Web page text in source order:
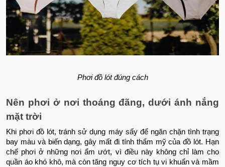
Phơi đồ lót đúng cách
Nên phơi ở nơi thoáng đãng, dưới ánh nắng
mặt trời
Khi phơi đồ lót, tránh sử dụng máy sấy để ngăn chặn tình trạng
bay màu và biến dạng, gây mất đi tính thẩm mỹ của đồ lót. Hạn
chế phơi ở những nơi ẩm ướt, vì điều này không chỉ làm cho
quần áo khó khô, mà còn tăng nguy cơ tích tụ vi khuẩn và mầm